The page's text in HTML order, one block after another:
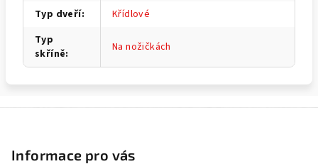
Typ dveří:
Křídlové
Typ
skříně: Na nožičkách
Informace pro vás